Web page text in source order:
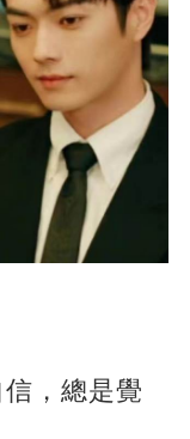
，總是覺